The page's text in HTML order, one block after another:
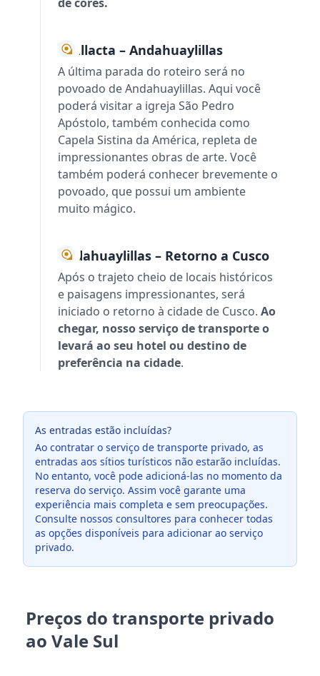
Pikillacta – Andahuaylillas
A última parada do roteiro será no
povoado de Andahuaylillas. Aqui você
poderá visitar a igreja São Pedro
Apóstolo, também conhecida como
Capela Sistina da América, repleta de
impressionantes obras de arte. Você
também poderá conhecer brevemente o
povoado, que possui um ambiente
muito mágico.
Andahuaylillas – Retorno a Cusco
Após o trajeto cheio de locais históricos
e paisagens impressionantes, será
iniciado o retorno à cidade de Cusco. Ao
chegar, nosso serviço de transporte o
levará ao seu hotel ou destino de
preferência na cidade.
As entradas estão incluídas?
Ao contratar o serviço de transporte privado, as
entradas aos sítios turísticos não estarão incluídas.
No entanto, você pode adicioná-las no momento da
reserva do serviço. Assim você garante uma
experiência mais completa e sem preocupações.
Consulte nossos consultores para conhecer todas
as opções disponíveis para adicionar ao serviço
privado.
Preços do transporte privado
ao Vale Sul